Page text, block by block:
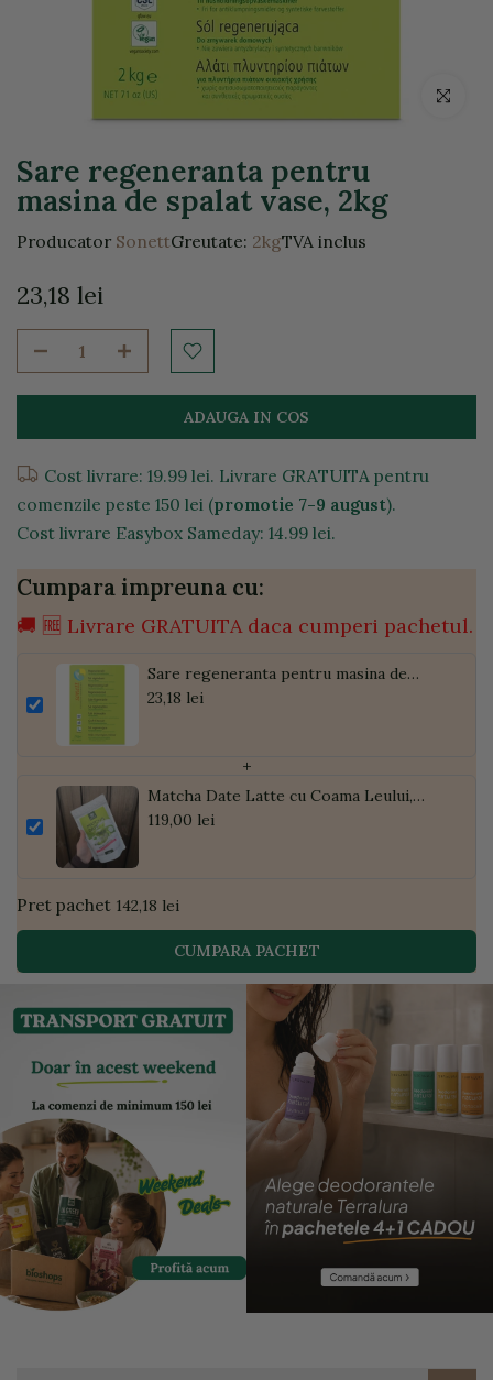
Click
Sare regeneranta pentru
masina de spalat vase, 2kg
Producator SonettGreutate: 2kgTVA inclus
23,18 lei
ADAUGA IN COS
Cost livrare: 19.99 lei. Livrare GRATUITA pentru
comenzile peste 150 lei (promotie 7-9 august).
Cost livrare Easybox Sameday: 14.99 lei.
Cumpara impreuna cu:
🚚 🆓 Livrare GRATUITA daca cumperi pachetul.
Sare regeneranta pentru masina de
spalat vase, 2kg
23,18 lei
+
Matcha Date Latte cu Coama Leului,
Pudră de Curmale și Ghimbir, ECO, 300g
119,00 lei
Pret pachet 142,18 lei
CUMPARA PACHET